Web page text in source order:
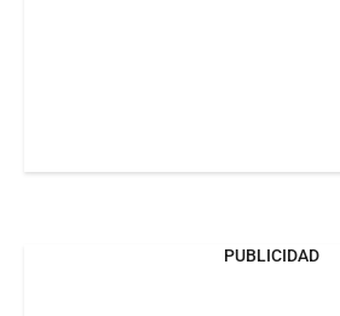
PUBLICIDAD